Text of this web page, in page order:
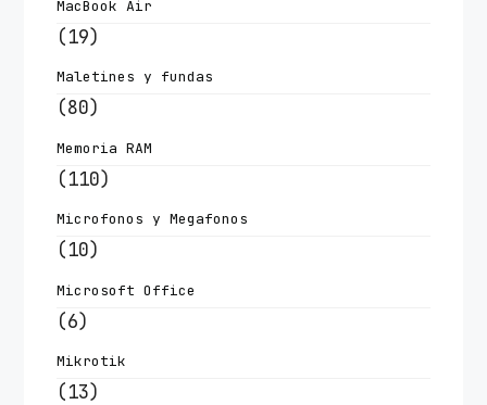
MacBook Air
(19)
Maletines y fundas
(80)
Memoria RAM
(110)
Microfonos y Megafonos
(10)
Microsoft Office
(6)
Mikrotik
(13)